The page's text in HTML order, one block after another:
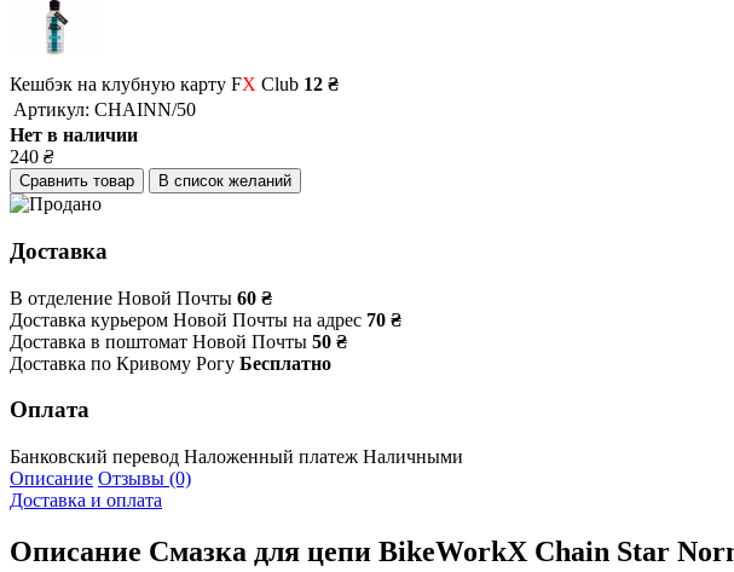
Кешбэк на клубную карту FX Club 12 ₴
Артикул: CHAINN/50
Нет в наличии
240 ₴
Сравнить товар В список желаний
Доставка
В отделение Новой Почты 60 ₴
Доставка курьером Новой Почты на адрес 70 ₴
Доставка в поштомат Новой Почты 50 ₴
Доставка по Кривому Рогу Бесплатно
Оплата
Банковский перевод Наложенный платеж Наличными
Описание Отзывы (0)
Доставка и оплата
Описание Смазка для цепи BikeWorkX Chain Star